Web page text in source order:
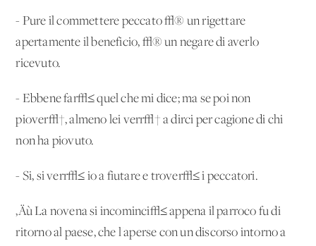
- Pure il commettere peccato √® un rigettare
apertamente il beneficio, √® un negare di averlo
ricevuto.
- Ebbene far√≤ quel che mi dice; ma se poi non
piover√†, almeno lei verr√† a dirci per cagione di chi
non ha piovuto.
- Si, si verr√≤ io a fiutare e trover√≤ i peccatori.
‚Äù La novena si incominci√≤ appena il parroco fu di
ritorno al paese, che l'aperse con un discorso intorno a